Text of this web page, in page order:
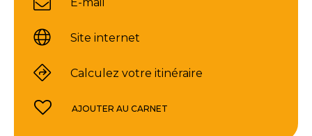
Site internet
Calculez votre itinéraire
AJOUTER AU CARNET